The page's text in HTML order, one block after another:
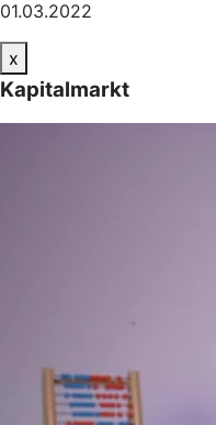
01.03.2022
x
Kapitalmarkt